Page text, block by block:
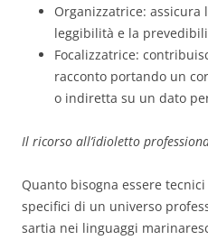
Organizzatrice: assicura
leggibilità e la
Focalizzatrice:
racconto portando un
o indiretta su un dato
Il ricorso all’idioletto
Quanto bisogna essere
specifici di un universo
sartia nei linguaggi